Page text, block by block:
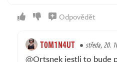
Odpovědět
T0M1N4UT středa, 20.
@Ortsnek jestli to bude